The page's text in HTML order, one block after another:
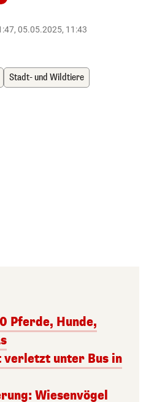
05.05.2025, 11:43
Stadt- und Wildtiere
Pferde, Hunde,
unter Bus in
Wiesenvögel